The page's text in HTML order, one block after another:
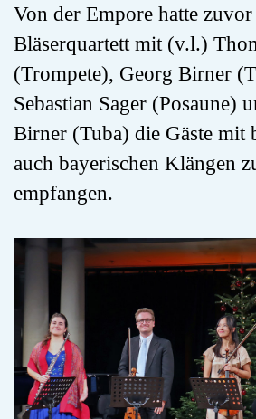
Von der Empore hatte zuvor
Bläserquartett mit (v.l.)
(Trompete), Georg Birner
Sebastian Sager (Posaune)
Birner (Tuba) die Gäste mit
auch bayerischen Klängen
empfangen.